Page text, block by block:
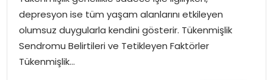
depresyon ise tüm yaşam alanlarını etkileyen
olumsuz duygularla kendini gösterir. Tükenmişlik
Sendromu Belirtileri ve Tetikleyen Faktörler
Tükenmişlik…